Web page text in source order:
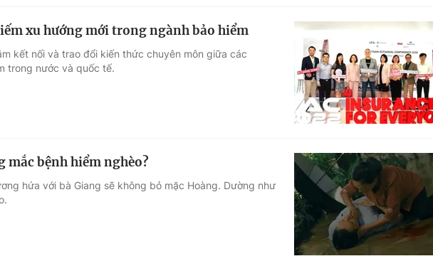
xu hướng mới trong ngành bảo hiểm
kết nối và trao đổi kiến thức chuyên môn giữa các
trong nước và quốc tế.
bệnh hiểm nghèo?
hứa với bà Giang sẽ không bỏ mặc Hoàng. Dường như